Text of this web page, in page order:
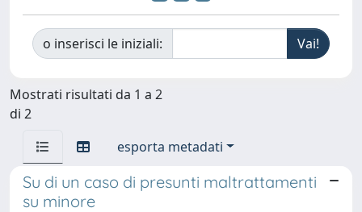
o inserisci le iniziali:
Mostrati risultati da 1 a 2
di 2
esporta metadati
Su di un caso di presunti maltrattamenti
su minore